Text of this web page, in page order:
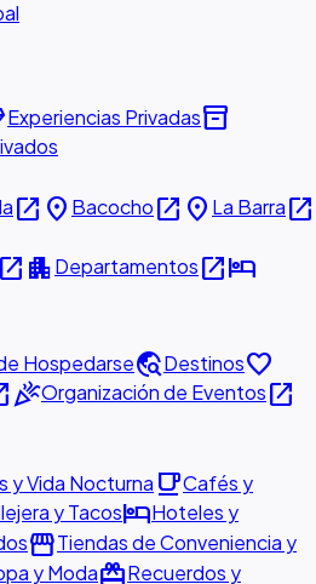
Experiencias Privadasinventory_2
open_in_new place Bacochoopen_in_new place La Barraopen_in_new
open_in_new apartmentDepartamentosopen_in_newhotel
Hospedarsetravel_exploreDestinosfavorite
celebrationOrganización de Eventosopen_in_new
y Vida Nocturna local_cafeCafés y
y TacoshotelHoteles y
storefrontTiendas de Conveniencia y
y ModaredeemRecuerdos y